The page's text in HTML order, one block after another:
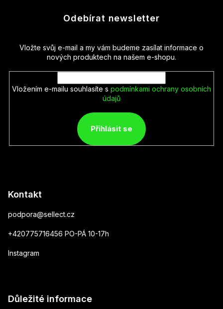
Odebírat newsletter
Vložte svůj e-mail a my vám budeme zasílat informace o
nových produktech na našem e-shopu.
Vložením e-mailu souhlasíte s podmínkami ochrany osobních
údajů
Přihlásit se
Kontakt
podpora@sellect.cz
+420775716456 PO-PÁ 10-17h
Instagram
Důležité informace